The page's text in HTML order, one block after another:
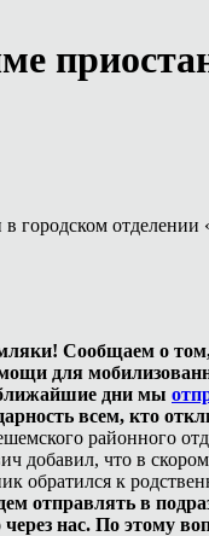
городском отделении
Сообщаем о том,
для
дни мы
всем, кто
районного
добавил, что в
обратился к
отправлять в
через нас. По этому